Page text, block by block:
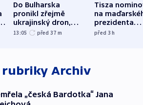
Do Bulharska
pronikl zřejmě
ukrajinský dron,
explodoval kilometr
13:05 před 37 m
Tisza
na
prezidenta
bývalého
před 3h
rubriky Archiv
„česká Bardotka“ Jana